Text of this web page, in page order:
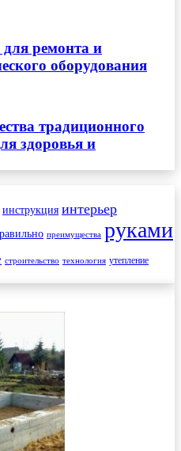
ремонта и
оборудования
традиционного
здоровья и
инструкция интерьер
преимущества руками
строительство технология утепление